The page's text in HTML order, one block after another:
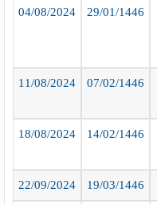
29/01/1446
04/08/2024
07/02/1446
11/08/2024
14/02/1446
18/08/2024
19/03/1446
22/09/2024